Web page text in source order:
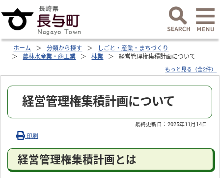
ホーム 分類から探す
しごと・産業・まちづくり
農林水産業・商工業
林業 経営管理権集積計画について
もっと見る（全2件）
経営管理権集積計画について
最終更新日：2025年11月14日
印刷
経営管理権集積計画とは